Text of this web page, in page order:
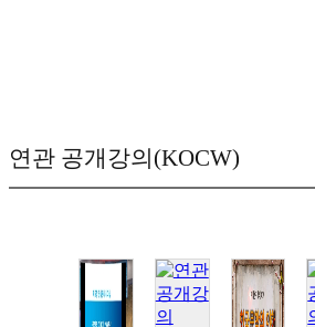
연관 공개강의(KOCW)